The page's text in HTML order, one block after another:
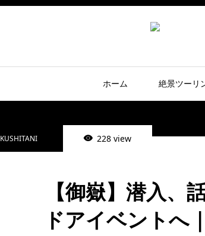
ホーム 絶景ツーリ
KUSHITANI
228 view
【御嶽】潜入、
ドアイベントへ